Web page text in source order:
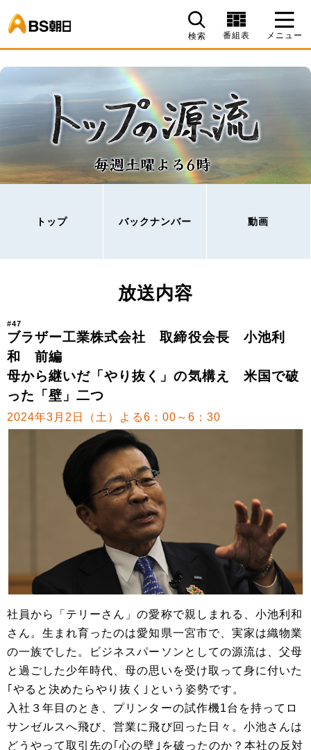
検索 番組表 メニュー
トップ バックナンバー 動画
放送内容
#47
ブラザー工業株式会社 取締役会長 小池利
和 前編
母から継いだ「やり抜く」の気構え 米国で破
った「壁」二つ
2024年3月2日（土）よる6：00～6：30
社員から「テリーさん」の愛称で親しまれる、小池利和
さん。生まれ育ったのは愛知県一宮市で、実家は織物業
の一族でした。ビジネスパーソンとしての源流は、父母
と過ごした少年時代、母の思いを受け取って身に付いた
｢やると決めたらやり抜く｣という姿勢です。
入社３年目のとき、プリンターの試作機1台を持ってロ
サンゼルスへ飛び、営業に飛び回った日々。小池さんは
どうやって取引先の｢心の壁｣を破ったのか？本社の反対